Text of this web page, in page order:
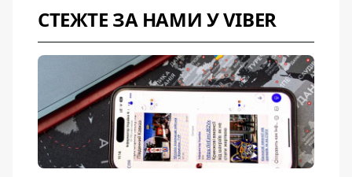
СТЕЖТЕ ЗА НАМИ У VIBER